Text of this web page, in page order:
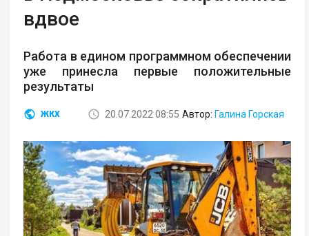
вдвое
Работа в едином программном обеспечении
уже принесла первые положительные
результаты
ЖКХ 20.07.2022 08:55 Автор: Галина Горская